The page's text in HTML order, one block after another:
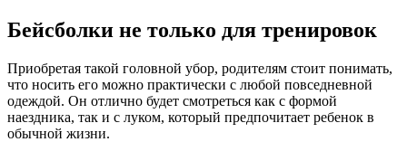
Бейсболки не только для тренировок
Приобретая такой головной убор, родителям стоит понимать,
что носить его можно практически с любой повседневной
одеждой. Он отлично будет смотреться как с формой
наездника, так и с луком, который предпочитает ребенок в
обычной жизни.